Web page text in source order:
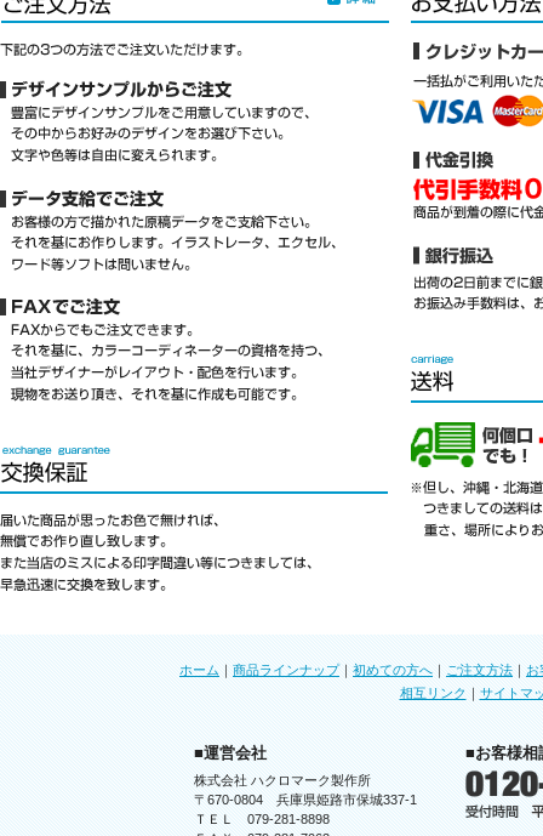
ホーム ｜ 商品ラインナップ｜ 初めての方へ ｜ ご注文方法 ｜ お
相互リンク ｜ サイトマ
■運営会社
株式会社 ハクロマーク製作所
〒670-0804 兵庫県姫路市保城337-1
ＴＥＬ 079-281-8898
■お客様相